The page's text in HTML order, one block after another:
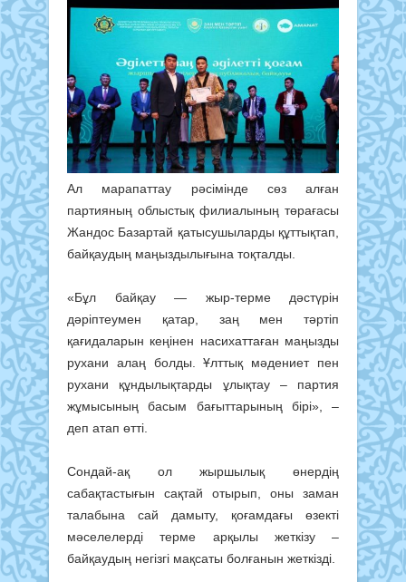
Ал марапаттау рәсімінде сөз алған
партияның облыстық филиалының төрағасы
Жандос Базартай қатысушыларды құттықтап,
байқаудың маңыздылығына тоқталды.
«Бұл байқау — жыр-терме дәстүрін
дәріптеумен қатар, заң мен тәртіп
қағидаларын кеңінен насихаттаған маңызды
рухани алаң болды. Ұлттық мәдениет пен
рухани құндылықтарды ұлықтау – партия
жұмысының басым бағыттарының бірі», –
деп атап өтті.
Сондай-ақ ол жыршылық өнердің
сабақтастығын сақтай отырып, оны заман
талабына сай дамыту, қоғамдағы өзекті
мәселелерді терме арқылы жеткізу –
байқаудың негізгі мақсаты болғанын жеткізді.